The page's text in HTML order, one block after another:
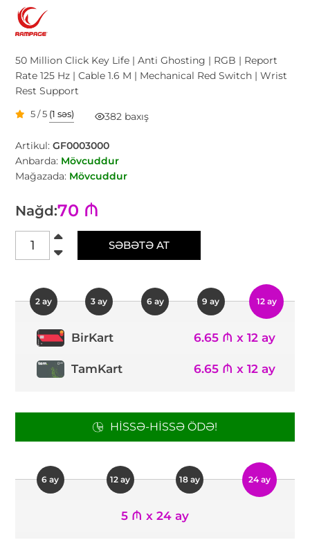
50 Million Click Key Life | Anti Ghosting | RGB | Report
Rate 125 Hz | Cable 1.6 M | Mechanical Red Switch | Wrist
Rest Support
5 / 5 (1 səs) 382 baxış
Artikul:GF0003000
Anbarda: Mövcuddur
Mağazada: Mövcuddur
Nağd:70 ₼
SƏBƏTƏ AT
2 ay 3 ay 6 ay 9 ay 12 ay
BirKart 6.65 ₼ x 12 ay
TamKart 6.65 ₼ x 12 ay
HISSƏ-HISSƏ ÖDƏ!
6 ay 12 ay 18 ay 24 ay
5 ₼ x 24 ay